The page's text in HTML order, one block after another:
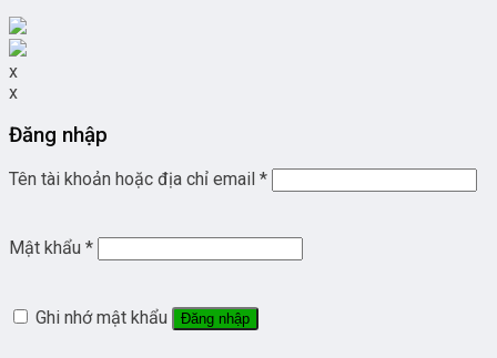
x
x
Đăng nhập
Tên tài khoản hoặc địa chỉ email *
Mật khẩu *
Ghi nhớ mật khẩu Đăng nhập